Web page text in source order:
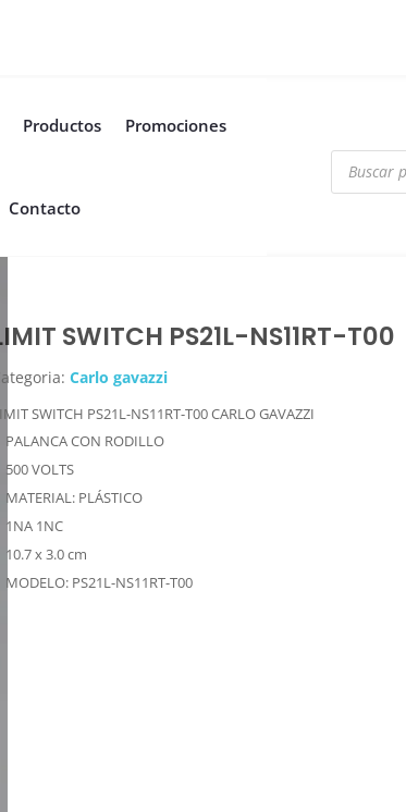
Productos Promociones
Contacto
Búsqueda
productos
SWITCH PS21L-NS11RT-T00
Carlo gavazzi
SWITCH PS21L-NS11RT-T00 CARLO GAVAZZI
PALANCA CON RODILLO
500 VOLTS
MATERIAL: PLÁSTICO
1NA 1NC
10.7 x 3.0 cm
MODELO: PS21L-NS11RT-T00